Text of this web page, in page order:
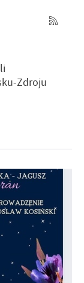
Zdroju